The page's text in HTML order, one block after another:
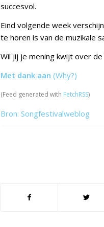
succesvol.
Eind volgende week
te horen is van de muzikale
Wil jij je mening kwijt over
Met dank aan (Why?)
(Feed generated with FetchRSS)
Bron: Songfestivalweblog